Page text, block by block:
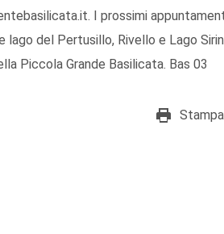
I prossimi
del Pertusillo, Rivello e Lago
Piccola Grande Basilicata. Bas 03